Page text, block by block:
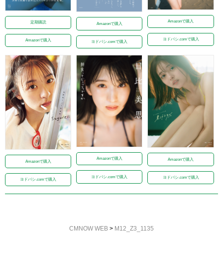
定期購読
Amazonで購入
Amazonで購入
ヨドバシ.comで購入
Amazonで購入
ヨドバシ.comで購入
Amazonで購入
ヨドバシ.comで購入
Amazonで購入
ヨドバシ.comで購入
Amazonで購入
ヨドバシ.comで購入
CMNOW WEB > M12_Z3_1135